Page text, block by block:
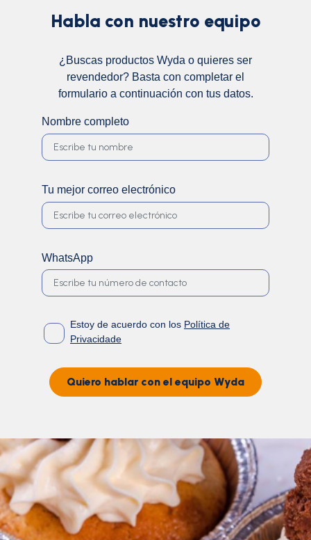
Habla con nuestro equipo
¿Buscas productos Wyda o quieres ser
revendedor? Basta con completar el
formulario a continuación con tus datos.
Nombre completo
Tu mejor correo electrónico
WhatsApp
Estoy de acuerdo con los Política de
Privacidade
Quiero hablar con el equipo Wyda